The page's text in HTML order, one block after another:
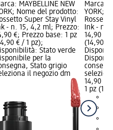
MAYBELLINE NEW
Nome del prodotto:
Super Stay Vinyl
- n. 15, 4,2 ml; Prezzo:
€; Prezzo base: 1 pz
€ / 1 pz);
Stato verde
per la
Stato grigio
il negozio dm
Marca:
YORK;
Ink - n.
14,90 €;
(14,90 €
14,90 €
1 pz